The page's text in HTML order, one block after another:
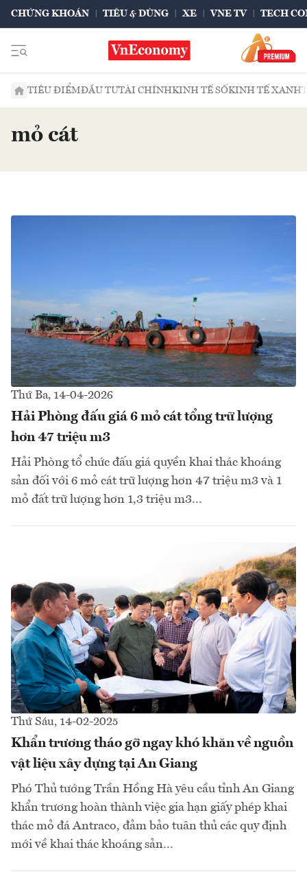
CHỨNG KHOÁN TIÊU & DÙNG XE VNE TV TECH
TIÊU ĐIỂMĐẦU TƯTÀI CHÍNHKINH TẾ SỐKINH TẾ XANH
mỏ cát
Thứ Ba, 14-04-2026
Hải Phòng đấu giá 6 mỏ cát tổng trữ lượng
hơn 47 triệu m3
Hải Phòng tổ chức đấu giá quyền khai thác khoáng
sản đối với 6 mỏ cát trữ lượng hơn 47 triệu m3 và 1
mỏ đất trữ lượng hơn 1,3 triệu m3…
Thứ Sáu, 14-02-2025
Khẩn trương tháo gỡ ngay khó khăn về nguồn
vật liệu xây dựng tại An Giang
Phó Thủ tướng Trần Hồng Hà yêu cầu tỉnh An Giang
khẩn trương hoàn thành việc gia hạn giấy phép khai
thác mỏ đá Antraco, đảm bảo tuân thủ các quy định
mới về khai thác khoáng sản…